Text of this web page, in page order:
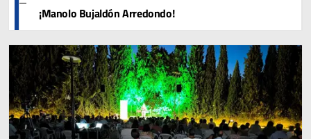
¡Manolo Bujaldón Arredondo!